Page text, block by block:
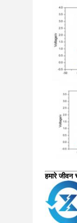
हमारे जीवन